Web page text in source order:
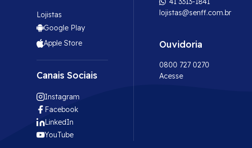
Lojistas
Google Play
Apple Store
Canais Sociais
Instagram
Facebook
LinkedIn
YouTube
lojistas@senff.com.br
Ouvidoria
0800 727 0270
Acesse